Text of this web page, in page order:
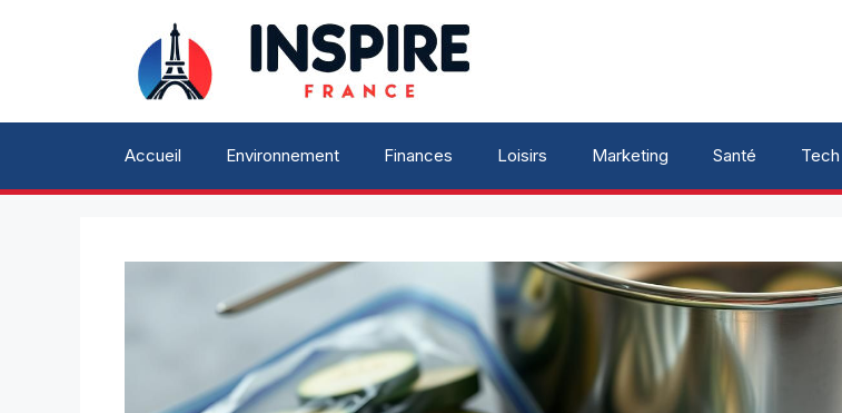
Accueil Environnement Finances Loisirs Marketing Santé Tech